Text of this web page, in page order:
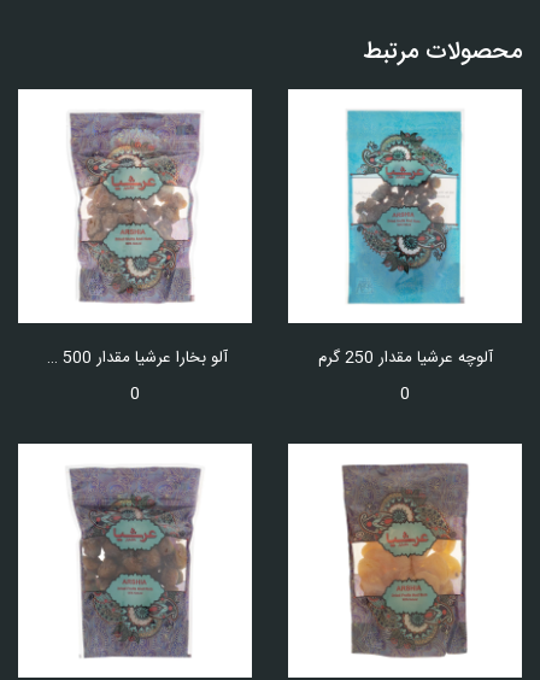
محصولات مرتبط
آلوچه عرشیا مقدار 250 گرم
0
آلو بخارا عرشیا مقدار 500 گرم
0